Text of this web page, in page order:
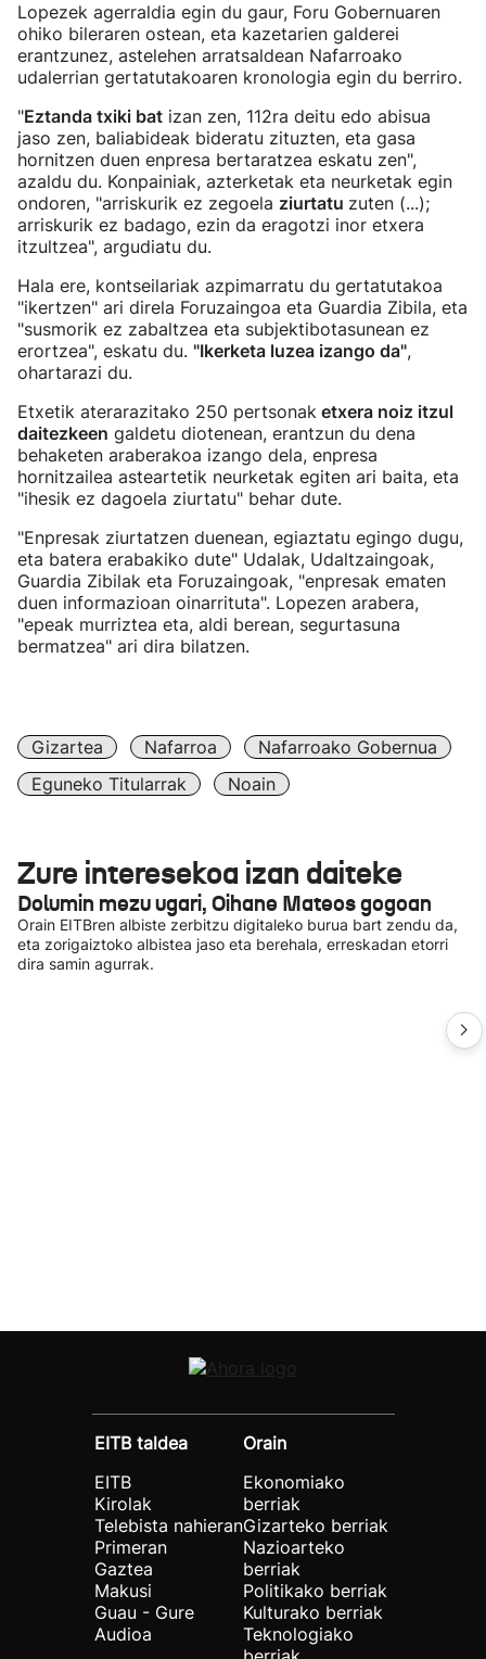
Lopezek agerraldia egin du gaur, Foru Gobernuaren
ohiko bileraren ostean, eta kazetarien galderei
erantzunez, astelehen arratsaldean Nafarroako
udalerrian gertatutakoaren kronologia egin du berriro.
"Eztanda txiki bat izan zen, 112ra deitu edo abisua
jaso zen, baliabideak bideratu zituzten, eta gasa
hornitzen duen enpresa bertaratzea eskatu zen",
azaldu du. Konpainiak, azterketak eta neurketak egin
ondoren, "arriskurik ez zegoela ziurtatu zuten (...);
arriskurik ez badago, ezin da eragotzi inor etxera
itzultzea", argudiatu du.
Hala ere, kontseilariak azpimarratu du gertatutakoa
"ikertzen" ari direla Foruzaingoa eta Guardia Zibila, eta
"susmorik ez zabaltzea eta subjektibotasunean ez
erortzea", eskatu du. "Ikerketa luzea izango da",
ohartarazi du.
Etxetik aterarazitako 250 pertsonak etxera noiz itzul
daitezkeen galdetu diotenean, erantzun du dena
behaketen araberakoa izango dela, enpresa
hornitzailea asteartetik neurketak egiten ari baita, eta
"ihesik ez dagoela ziurtatu" behar dute.
"Enpresak ziurtatzen duenean, egiaztatu egingo dugu,
eta batera erabakiko dute" Udalak, Udaltzaingoak,
Guardia Zibilak eta Foruzaingoak, "enpresak ematen
duen informazioan oinarrituta". Lopezen arabera,
"epeak murriztea eta, aldi berean, segurtasuna
bermatzea" ari dira bilatzen.
Gizartea Nafarroa
Nafarroako Gobernua
Eguneko Titularrak
Noain
Zure interesekoa izan daiteke
Dolumin mezu ugari, Oihane Mateos gogoan
Orain EITBren albiste zerbitzu digitaleko burua bart zendu da,
eta zorigaiztoko albistea jaso eta berehala, erreskadan etorri
dira samin agurrak.
EITB taldea
EITB
Kirolak
Telebista nahieran
Primeran
Gaztea
Makusi
Guau - Gure
Audioa
Orain
Ekonomiako
berriak
Gizarteko berriak
Nazioarteko
berriak
Politikako berriak
Kulturako berriak
Teknologiako